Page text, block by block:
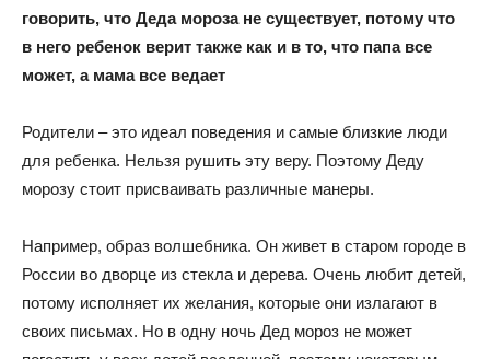
говорить, что Деда мороза не существует, потому что
в него ребенок верит также как и в то, что папа все
может, а мама все ведает
Родители – это идеал поведения и самые близкие люди
для ребенка. Нельзя рушить эту веру. Поэтому Деду
морозу стоит присваивать различные манеры.
Например, образ волшебника. Он живет в старом городе в
России во дворце из стекла и дерева. Очень любит детей,
потому исполняет их желания, которые они излагают в
своих письмах. Но в одну ночь Дед мороз не может